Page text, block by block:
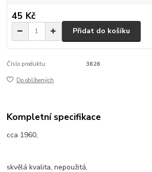
45 Kč
Přidat do košíku
Číslo produktu: 3626
Do oblíbených
Kompletní specifikace
cca 1960,
skvělá kvalita, nepoužitá,